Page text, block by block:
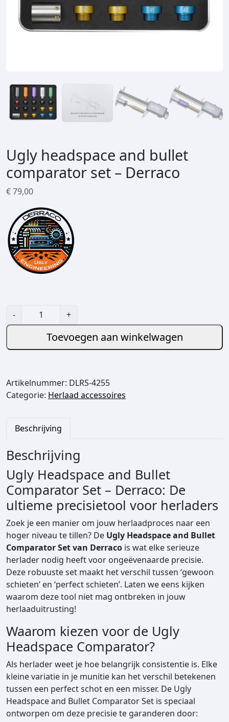
Ugly headspace and bullet
comparator set – Derraco
€79,00
-
g
y
a
d
e
a
n
d
b
u
l
l
e
t
c
o
m
a
r
a
t
o
r
s
e
+
Toevoegen aan winkelwagen
Artikelnummer: DLRS-4255
Categorie: Herlaad accessoires
Beschrijving
Beschrijving
Ugly Headspace and Bullet
Comparator Set – Derraco: De
ultieme precisietool voor herladers
Zoek je een manier om jouw herlaadproces naar een
hoger niveau te tillen? De Ugly Headspace and Bullet
Comparator Set van Derraco is wat elke serieuze
herlader nodig heeft voor ongeëvenaarde precisie.
Deze robuuste set maakt het verschil tussen ‘gewoon
schieten’ en ‘perfect schieten’. Laten we eens kijken
waarom deze tool niet mag ontbreken in jouw
herlaaduitrusting!
Waarom kiezen voor de Ugly
Headspace Comparator?
Als herlader weet je hoe belangrijk consistentie is. Elke
kleine variatie in je munitie kan het verschil betekenen
tussen een perfect schot en een misser. De Ugly
Headspace and Bullet Comparator Set is speciaal
ontworpen om deze precisie te garanderen door: